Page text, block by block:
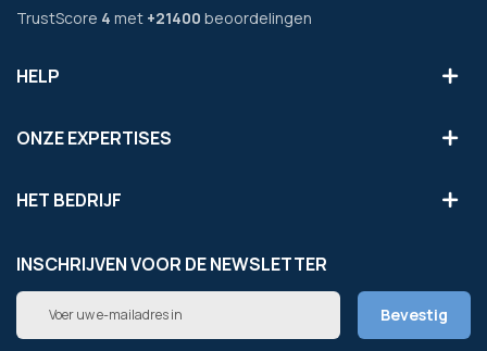
TrustScore 4 met +21400 beoordelingen
HELP
ONZE EXPERTISES
HET BEDRIJF
INSCHRIJVEN VOOR DE NEWSLETTER
Abonneer
op
Bevestig